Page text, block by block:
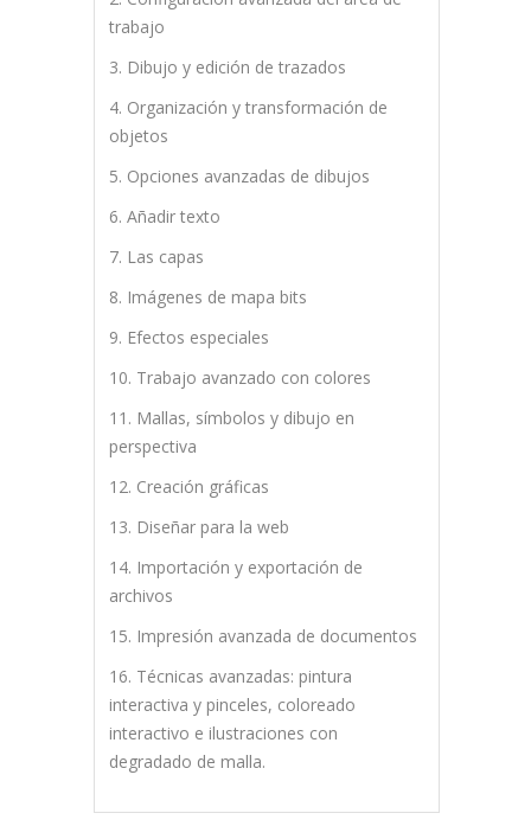
trabajo
3. Dibujo y edición de trazados
4. Organización y transformación de
objetos
5. Opciones avanzadas de dibujos
6. Añadir texto
7. Las capas
8. Imágenes de mapa bits
9. Efectos especiales
10. Trabajo avanzado con colores
11. Mallas, símbolos y dibujo en
perspectiva
12. Creación gráficas
13. Diseñar para la web
14. Importación y exportación de
archivos
15. Impresión avanzada de documentos
16. Técnicas avanzadas: pintura
interactiva y pinceles, coloreado
interactivo e ilustraciones con
degradado de malla.